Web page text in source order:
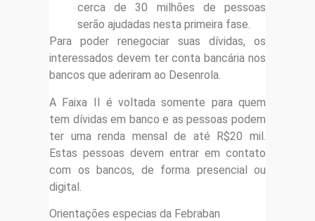
cerca de 30 milhões de pessoas
serão ajudadas nesta primeira fase.
Para poder renegociar suas dívidas, os
interessados devem ter conta bancária nos
bancos que aderiram ao Desenrola.
A Faixa II é voltada somente para quem
tem dívidas em banco e as pessoas podem
ter uma renda mensal de até R$20 mil.
Estas pessoas devem entrar em contato
com os bancos, de forma presencial ou
digital.
Orientações especias da Febraban